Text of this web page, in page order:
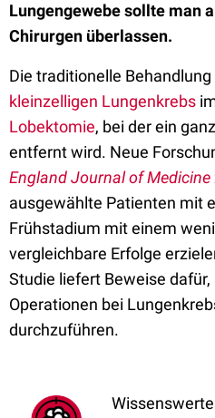
Lungengewebe sollte man
Chirurgen überlassen.
Die traditionelle
kleinzelligen Lungenkrebs
Lobektomie, bei der ein
entfernt wird. Neue
England Journal of Medicine
ausgewählte Patienten mit
Frühstadium mit einem
vergleichbare Erfolge
Studie liefert Beweise
Operationen bei
durchzuführen.